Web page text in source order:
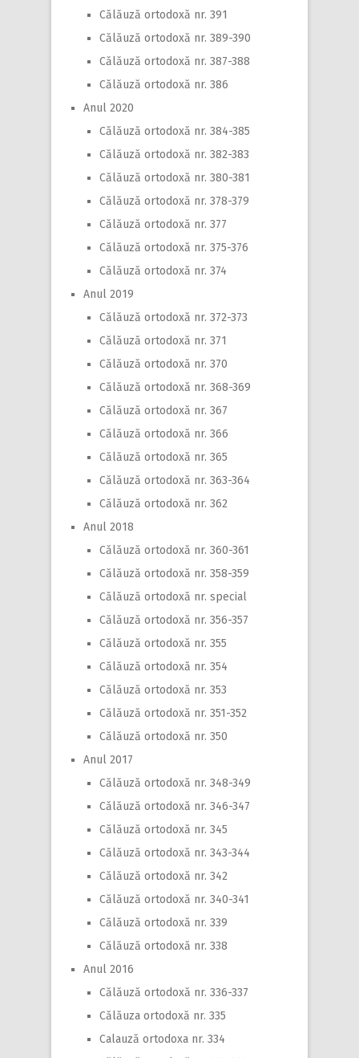
Călăuză ortodoxă nr. 391
Călăuză ortodoxă nr. 389-390
Călăuză ortodoxă nr. 387-388
Călăuză ortodoxă nr. 386
Anul 2020
Călăuză ortodoxă nr. 384-385
Călăuză ortodoxă nr. 382-383
Călăuză ortodoxă nr. 380-381
Călăuză ortodoxă nr. 378-379
Călăuză ortodoxă nr. 377
Călăuză ortodoxă nr. 375-376
Călăuză ortodoxă nr. 374
Anul 2019
Călăuză ortodoxă nr. 372-373
Călăuză ortodoxă nr. 371
Călăuză ortodoxă nr. 370
Călăuză ortodoxă nr. 368-369
Călăuză ortodoxă nr. 367
Călăuză ortodoxă nr. 366
Călăuză ortodoxă nr. 365
Călăuză ortodoxă nr. 363-364
Călăuză ortodoxă nr. 362
Anul 2018
Călăuză ortodoxă nr. 360-361
Călăuză ortodoxă nr. 358-359
Călăuză ortodoxă nr. special
Călăuză ortodoxă nr. 356-357
Călăuză ortodoxă nr. 355
Călăuză ortodoxă nr. 354
Călăuză ortodoxă nr. 353
Călăuză ortodoxă nr. 351-352
Călăuză ortodoxă nr. 350
Anul 2017
Călăuză ortodoxă nr. 348-349
Călăuză ortodoxă nr. 346-347
Călăuză ortodoxă nr. 345
Călăuză ortodoxă nr. 343-344
Călăuză ortodoxă nr. 342
Călăuză ortodoxă nr. 340-341
Călăuză ortodoxă nr. 339
Călăuză ortodoxă nr. 338
Anul 2016
Călăuză ortodoxă nr. 336-337
Călăuza ortodoxă nr. 335
Calauză ortodoxa nr. 334